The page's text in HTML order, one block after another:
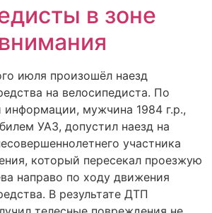
в зоне
июля произошёл наезд
на велосипедиста. По
информации, мужчина 1984 г.р.,
УАЗ, допустил наезд на
участника
который пересекал проезжую
направо по ходу движения
В результате ДТП